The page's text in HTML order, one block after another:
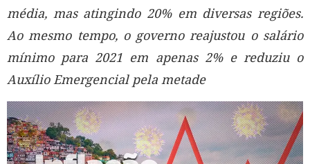
média, mas atingindo 20% em diversas regiões.
Ao mesmo tempo, o governo reajustou o salário
mínimo para 2021 em apenas 2% e reduziu o
Auxílio Emergencial pela metade